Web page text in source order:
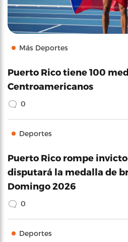
Más Deportes
Puerto Rico tiene 100
Centroamericanos
0
Deportes
Puerto Rico rompe
disputará la medalla de
Domingo 2026
0
Deportes